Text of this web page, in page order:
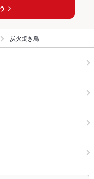
炭火焼き鳥